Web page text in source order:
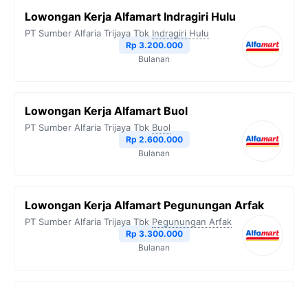
Lowongan Kerja Alfamart Indragiri Hulu
PT Sumber Alfaria Trijaya Tbk Indragiri Hulu
Rp 3.200.000
Bulanan
Lowongan Kerja Alfamart Buol
PT Sumber Alfaria Trijaya Tbk Buol
Rp 2.600.000
Bulanan
Lowongan Kerja Alfamart Pegunungan Arfak
PT Sumber Alfaria Trijaya Tbk Pegunungan Arfak
Rp 3.300.000
Bulanan